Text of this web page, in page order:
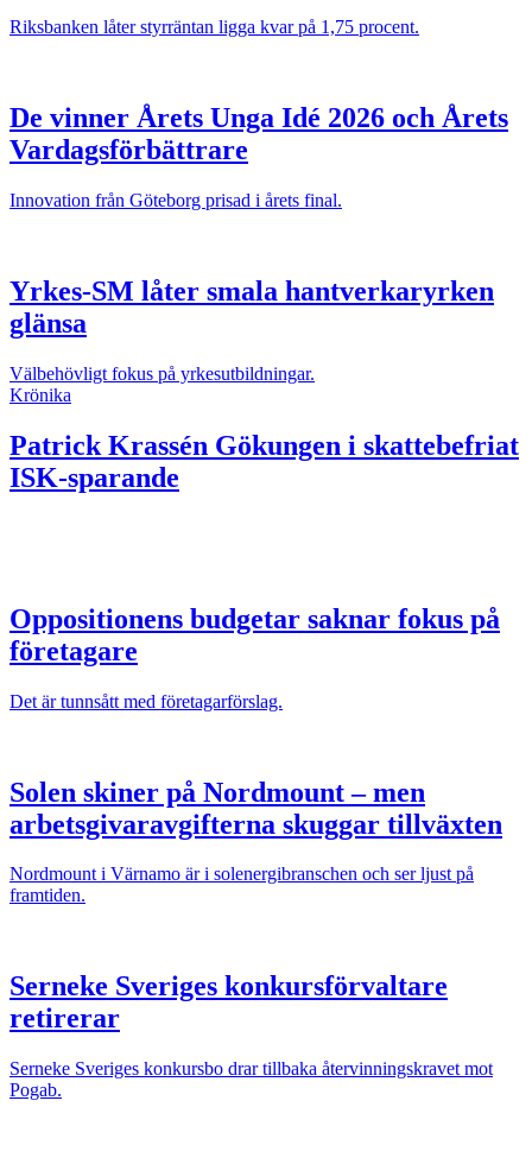
Riksbanken låter styrräntan ligga kvar på 1,75 procent.
De vinner Årets Unga Idé 2026 och Årets
Vardagsförbättrare
Innovation från Göteborg prisad i årets final.
Yrkes-SM låter smala hantverkaryrken
glänsa
Välbehövligt fokus på yrkesutbildningar.
Krönika
Patrick Krassén Gökungen i skattebefriat
ISK-sparande
Oppositionens budgetar saknar fokus på
företagare
Det är tunnsått med företagarförslag.
Solen skiner på Nordmount – men
arbetsgivaravgifterna skuggar tillväxten
Nordmount i Värnamo är i solenergibranschen och ser ljust på
framtiden.
Serneke Sveriges konkursförvaltare
retirerar
Serneke Sveriges konkursbo drar tillbaka återvinningskravet mot
Pogab.